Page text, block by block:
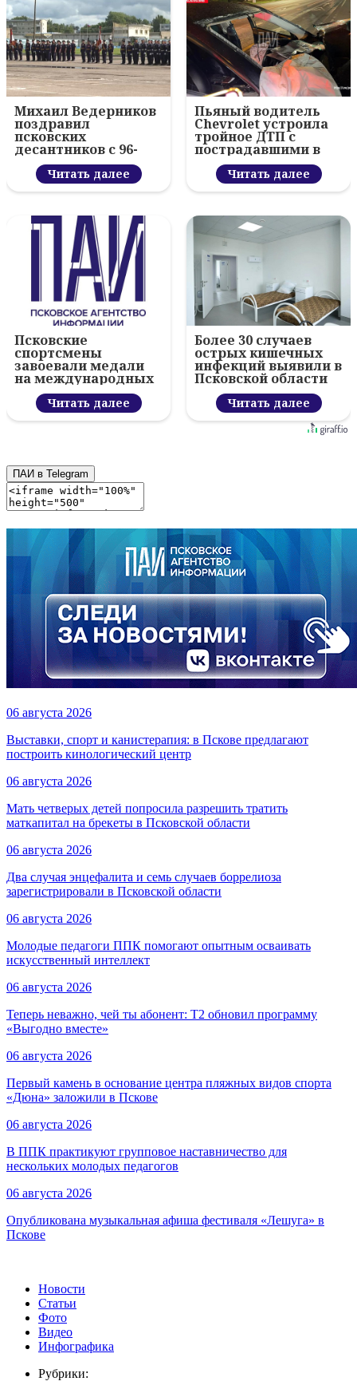
Михаил Ведерников
поздравил
псковских
десантников с 96-
летием ВДВ и
вручил награды
Читать далее
Пьяный водитель
Chevrolet устроила
тройное ДТП с
пострадавшими в
Пскове
Читать далее
Псковские
спортсмены
завоевали медали
на международных
соревнованиях в
Абу‑Даби
Читать далее
Более 30 случаев
острых кишечных
инфекций выявили в
Псковской области
за неделю
Читать далее
ПАИ в Telegram
06 августа 2026
Выставки, спорт и канистерапия: в Пскове предлагают
построить кинологический центр
06 августа 2026
Мать четверых детей попросила разрешить тратить
маткапитал на брекеты в Псковской области
06 августа 2026
Два случая энцефалита и семь случаев боррелиоза
зарегистрировали в Псковской области
06 августа 2026
Молодые педагоги ППК помогают опытным осваивать
искусственный интеллект
06 августа 2026
Теперь неважно, чей ты абонент: T2 обновил программу
«Выгодно вместе»
06 августа 2026
Первый камень в основание центра пляжных видов спорта
«Дюна» заложили в Пскове
06 августа 2026
В ППК практикуют групповое наставничество для
нескольких молодых педагогов
06 августа 2026
Опубликована музыкальная афиша фестиваля «Лешуга» в
Пскове
Новости
Статьи
Фото
Видео
Инфографика
Рубрики: